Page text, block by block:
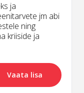
ja
jm abi
ning
kriiside ja
Vaata lisa